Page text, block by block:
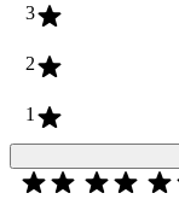
3
2
1